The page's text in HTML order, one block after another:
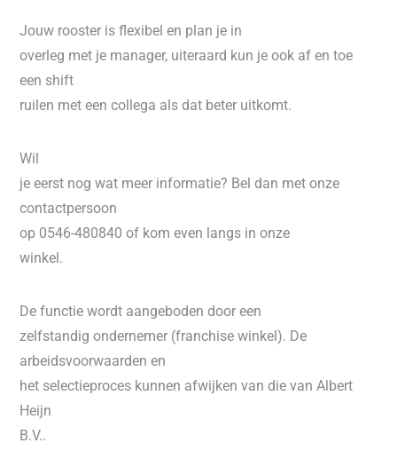
Jouw rooster is flexibel en plan je in
overleg met je manager, uiteraard kun je ook af en toe
een shift
ruilen met een collega als dat beter uitkomt.
Wil
je eerst nog wat meer informatie? Bel dan met onze
contactpersoon
op 0546-480840 of kom even langs in onze
winkel.
De functie wordt aangeboden door een
zelfstandig ondernemer (franchise winkel). De
arbeidsvoorwaarden en
het selectieproces kunnen afwijken van die van Albert
Heijn
B.V..